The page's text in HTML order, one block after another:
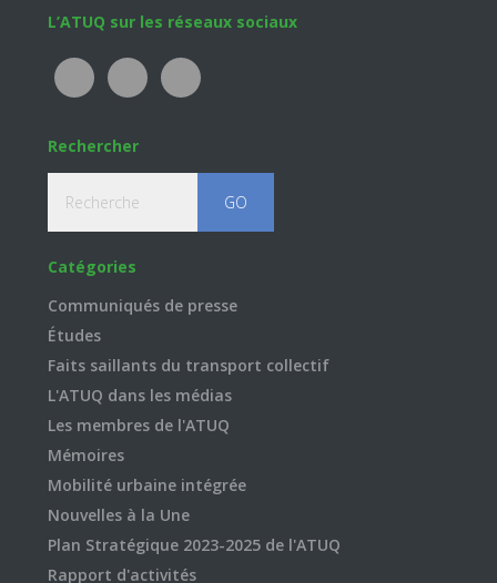
Footer
L’ATUQ sur les réseaux sociaux
Rechercher
Catégories
Communiqués de presse
Études
Faits saillants du transport collectif
L'ATUQ dans les médias
Les membres de l'ATUQ
Mémoires
Mobilité urbaine intégrée
Nouvelles à la Une
Plan Stratégique 2023-2025 de l'ATUQ
Rapport d'activités